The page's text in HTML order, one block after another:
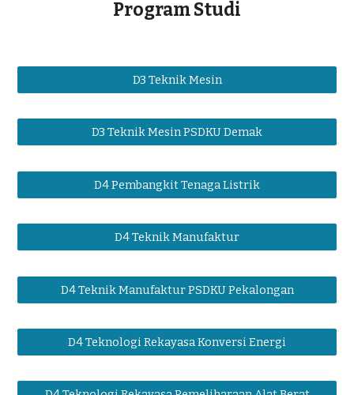
Program Studi
D3 Teknik Mesin
D3 Teknik Mesin PSDKU Demak
D4 Pembangkit Tenaga Listrik
D4 Teknik Manufaktur
D4 Teknik Manufaktur PSDKU Pekalongan
D4 Teknologi Rekayasa Konversi Energi